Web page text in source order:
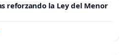
reforzando la Ley del Menor